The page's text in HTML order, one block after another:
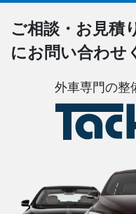
ご相談・お見積
にお問い合わせ
外車専門の整